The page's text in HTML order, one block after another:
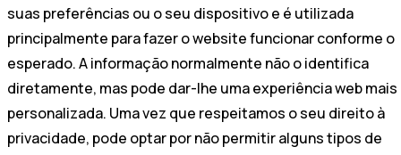
suas preferências ou o seu dispositivo e é utilizada
principalmente para fazer o website funcionar conforme o
esperado. A informação normalmente não o identifica
diretamente, mas pode dar-lhe uma experiência web mais
personalizada. Uma vez que respeitamos o seu direito à
privacidade, pode optar por não permitir alguns tipos de